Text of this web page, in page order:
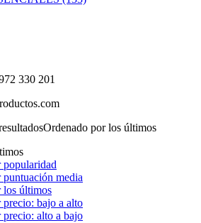
330 201
Ordenado por los últimos
popularidad
media
los últimos
precio: bajo a alto
precio: alto a bajo